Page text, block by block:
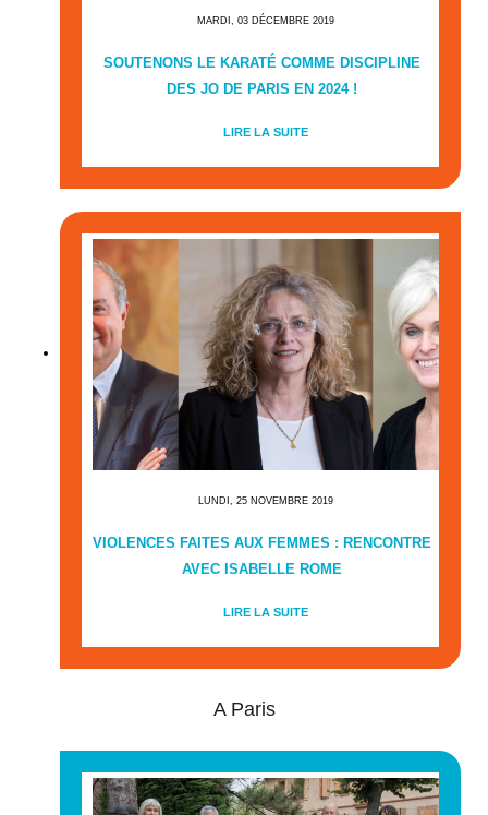
MARDI, 03 DÉCEMBRE 2019
SOUTENONS LE KARATÉ COMME DISCIPLINE
DES JO DE PARIS EN 2024 !
LIRE LA SUITE
LUNDI, 25 NOVEMBRE 2019
VIOLENCES FAITES AUX FEMMES : RENCONTRE
AVEC ISABELLE ROME
LIRE LA SUITE
A Paris